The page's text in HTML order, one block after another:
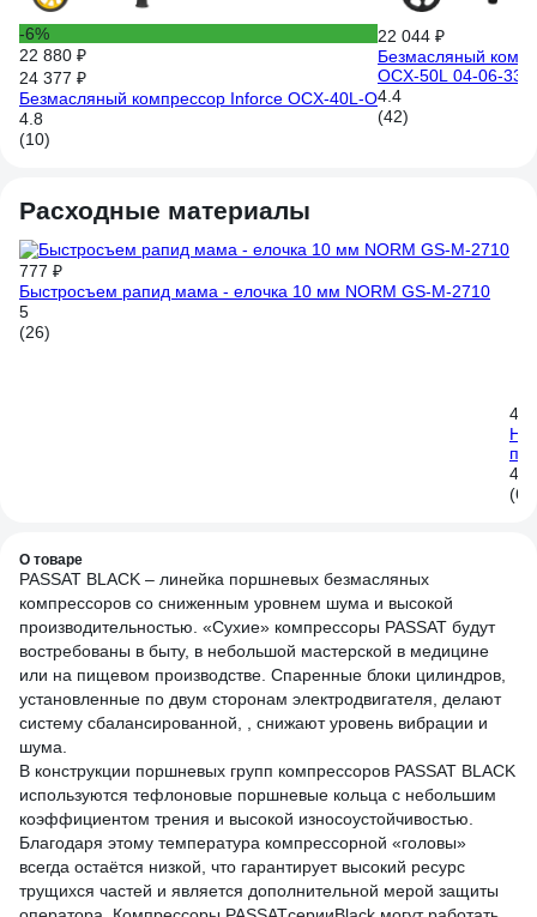
-6%
22 880 ₽
24 377 ₽
Безмасляный компрессор Inforce OCX-40L-O
4.8
(10)
22 044 ₽
Безмасляный
OCX-50L 04-06-33
4.4
(42)
Расходные материалы
777 ₽
Быстросъем рапид мама - елочка 10 мм NORM GS-M-2710
5
(26)
4
4.5
(6)
О товаре
PASSAT BLACK – линейка поршневых безмасляных
компрессоров со сниженным уровнем шума и высокой
производительностью. «Сухие» компрессоры PASSAT будут
востребованы в быту, в небольшой мастерской в медицине
или на пищевом производстве. Спаренные блоки цилиндров,
установленные по двум сторонам электродвигателя, делают
систему сбалансированной, , снижают уровень вибрации и
шума.
В конструкции поршневых групп компрессоров PASSAT BLACK
используются тефлоновые поршневые кольца с небольшим
коэффициентом трения и высокой износоустойчивостью.
Благодаря этому температура компрессорной «головы»
всегда остаётся низкой, что гарантирует высокий ресурс
трущихся частей и является дополнительной мерой защиты